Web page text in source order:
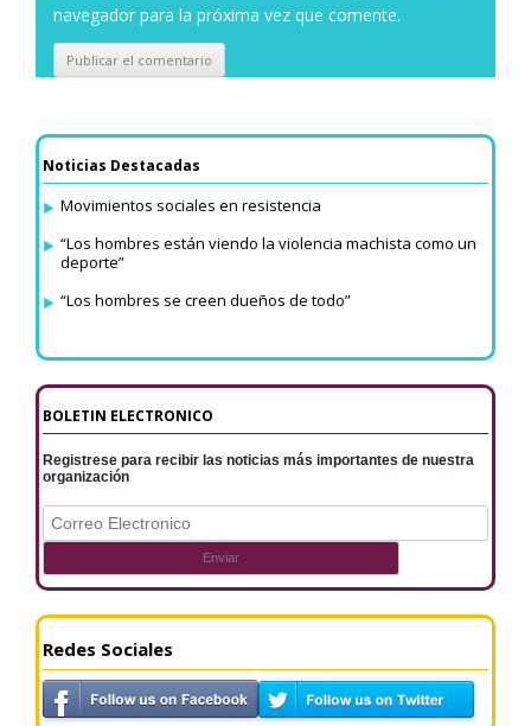
navegador para la próxima vez que comente.
Noticias Destacadas
Movimientos sociales en resistencia
“Los hombres están viendo la violencia machista como un
deporte”
“Los hombres se creen dueños de todo”
BOLETIN ELECTRONICO
Registrese para recibir las noticias más importantes de nuestra
organización
Redes Sociales